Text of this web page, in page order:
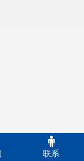
联系